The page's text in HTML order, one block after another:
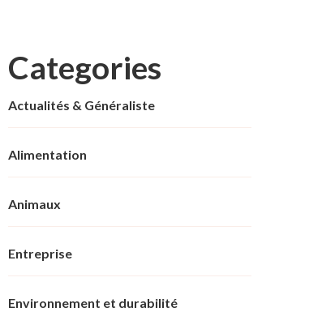
Categories
Actualités & Généraliste
Alimentation
Animaux
Entreprise
Environnement et durabilité